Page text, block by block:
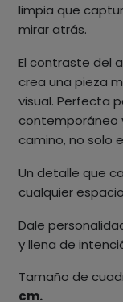
limpia que
mirar atrás.
El contraste del
crea una pieza
visual. Perfecta
contemporáneo
camino, no solo
Un detalle que
cualquier
Dale
y llena de
Tamaño de
cm.